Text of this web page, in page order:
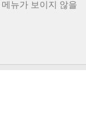
뉴가 보이지 않을